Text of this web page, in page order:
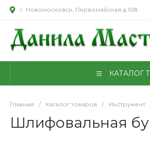
г. Новомосковск, Первомайская д.108
КАТАЛОГ
Главная / Каталог товаров / Инструмент
Шлифовальная